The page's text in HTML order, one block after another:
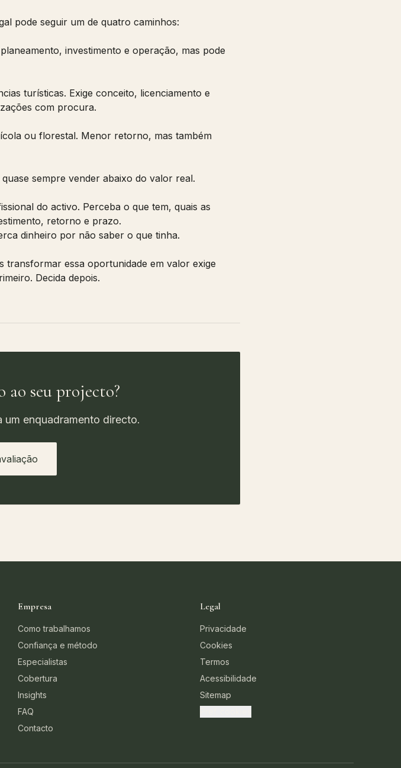
pode seguir um de quatro caminhos:
investimento e operação, mas pode
turísticas. Exige conceito, licenciamento e
com procura.
ou florestal. Menor retorno, mas também
sempre vender abaixo do valor real.
do activo. Perceba o que tem, quais as
retorno e prazo.
dinheiro por não saber o que tinha.
essa oportunidade em valor exige
Decida depois.
seu projecto?
um enquadramento directo.
Empresa
Como trabalhamos
Confiança e método
Especialistas
Cobertura
Insights
FAQ
Contacto
Legal
Privacidade
Cookies
Termos
Acessibilidade
Sitemap